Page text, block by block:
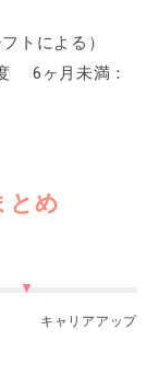
トによる）
6ヶ月未満：
とめ
キャリアアップ